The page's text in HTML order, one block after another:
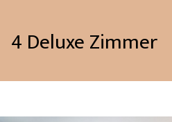
4 Deluxe Zimmer